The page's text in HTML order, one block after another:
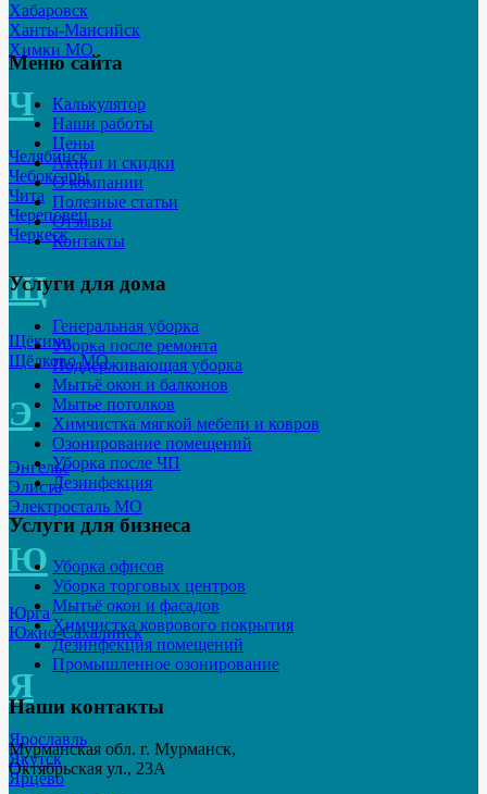
Хабаровск
Ханты-Мансийск
Химки МО
Ч
Челябинск
Чебоксары
Чита
Череповец
Черкеск
Щ
Щёкино
Щёлково МО
Э
Энгельс
Элиста
Электросталь МО
Ю
Юрга
Южно-Сахалинск
Я
Ярославль
Якутск
Ярцево
Меню сайта
Калькулятор
Наши работы
Цены
Акции и скидки
О компании
Полезные статьи
Отзывы
Контакты
Услуги для дома
Генеральная уборка
Уборка после ремонта
Поддерживающая уборка
Мытьё окон и балконов
Мытье потолков
Химчистка мягкой мебели и ковров
Озонирование помещений
Уборка после ЧП
Дезинфекция
Услуги для бизнеса
Уборка офисов
Уборка торговых центров
Мытьё окон и фасадов
Химчистка коврового покрытия
Дезинфекция помещений
Промышленное озонирование
Наши контакты
Мурманская обл. г. Мурманск,
Октябрьская ул., 23А